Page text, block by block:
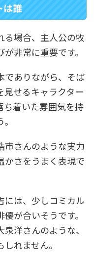
は誰
る場合、主人公の牧
非常に重要です。
でありながら、そば
せるキャラクター
ち着いた雰囲気を持
市さんのような実力
かさをうまく表現で
には、少しコミカル
が合いそうです。
洋さんのような、
れません。